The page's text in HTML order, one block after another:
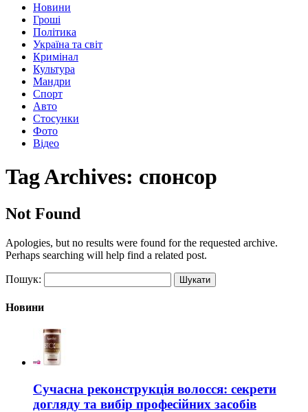
Новини
Гроші
Політика
Україна та світ
Кримінал
Культура
Мандри
Спорт
Авто
Стосунки
Фото
Відео
Tag Archives: спонсор
Not Found
Apologies, but no results were found for the requested archive.
Perhaps searching will help find a related post.
Пошук:
Новини
Сучасна реконструкція волосся: секрети
догляду та вибір професійних засобів